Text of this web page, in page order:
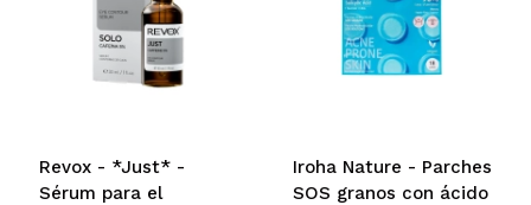
¿Recomendarías su compra? Si No
Revox - *Just* -
Sérum para el
Iroha Nature - Parches
SOS granos con ácido